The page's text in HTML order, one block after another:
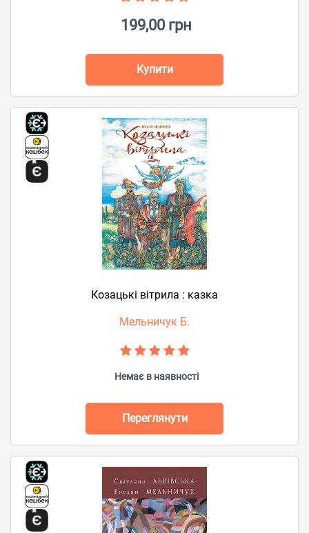
199,00 грн
Купити
Козацькі вітрила : казка
Мельничук Б.
Немає в наявності
Переглянути